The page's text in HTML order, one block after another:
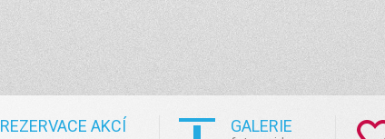
REZERVACE AKCÍ GALERIE